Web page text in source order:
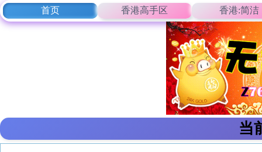
首页 香港高手区 香港:简洁
当